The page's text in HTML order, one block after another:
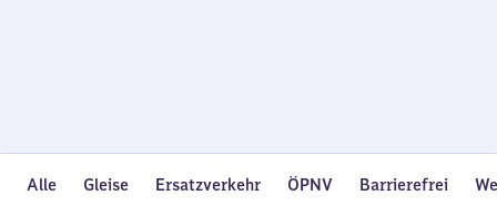
Alle Gleise Ersatzverkehr ÖPNV Barrierefrei